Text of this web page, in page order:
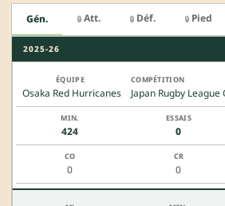
Gén. 🔒 Att. 🔒 Déf. 🔒 Pied
2025-26
Osaka Red Hurricanes Japan Rugby
424 0
0 0